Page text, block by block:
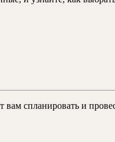
спланировать и